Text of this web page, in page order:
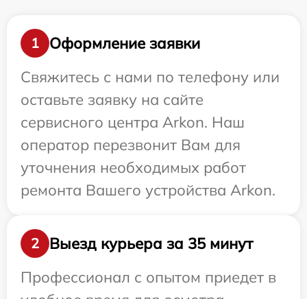
1
Оформление заявки
Свяжитесь с нами по телефону или
оставьте заявку на сайте
сервисного центра Arkon. Наш
оператор перезвонит Вам для
уточнения необходимых работ
ремонта Вашего устройства Arkon.
2
Выезд курьера за 35 минут
Профессионал с опытом приедет в